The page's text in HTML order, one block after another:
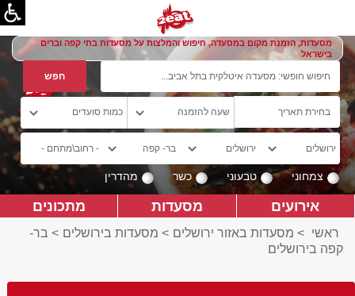
מסעדות, הזמנת מקום במסעדה, חיפוש והמלצות על מסעדות בתי קפה וברים
בישראל
צמחוני טבעוני כשר מהדרין
אירועים מסעדות מתכונים
ראשי > מסעדות באזור ירושלים > מסעדות בירושלים > בר-
קפה בירושלים